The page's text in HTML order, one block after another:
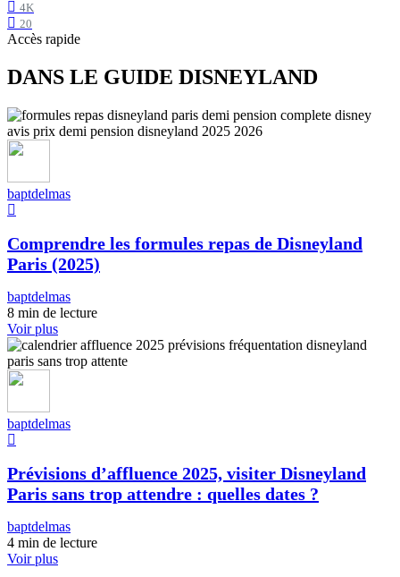
4K
20
Accès rapide
DANS LE GUIDE DISNEYLAND
baptdelmas
Comprendre les formules repas de Disneyland
Paris (2025)
baptdelmas
8 min de lecture
Voir plus
baptdelmas
Prévisions d’affluence 2025, visiter Disneyland
Paris sans trop attendre : quelles dates ?
baptdelmas
4 min de lecture
Voir plus